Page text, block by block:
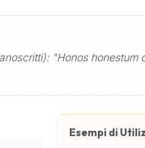
"Honos honestum
Esempi di